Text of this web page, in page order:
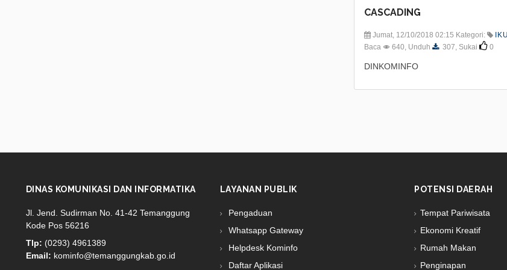
CASCADING
Jumat, 12/10/2018 02:15 Kategori:
Baca
640, Unduh 307, Sukai 0
DINKOMINFO
DINAS KOMUNIKASI DAN INFORMATIKA
Jl. Jend. Sudirman No. 41-42 Temanggung
Kode Pos 56216
Tlp: (0293) 4961389
Email: kominfo@temanggungkab.go.id
LAYANAN PUBLIK
Pengaduan
Whatsapp Gateway
Helpdesk Kominfo
Daftar Aplikasi
POTENSI DAERAH
Tempat Pariwisata
Ekonomi Kreatif
Rumah Makan
Penginapan